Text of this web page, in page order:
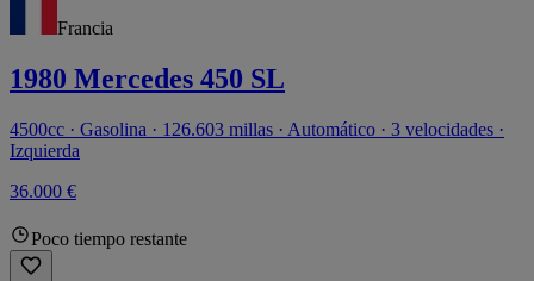
Francia
1980 Mercedes 450 SL
4500cc · Gasolina · 126.603 millas · Automático · 3 velocidades ·
Izquierda
36.000 €
Poco tiempo restante